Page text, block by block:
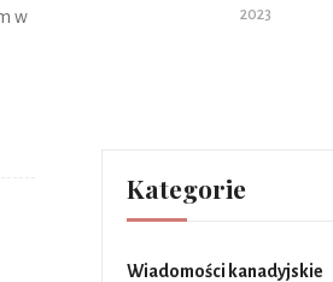
w
2023
Kategorie
Wiadomości kanadyjskie